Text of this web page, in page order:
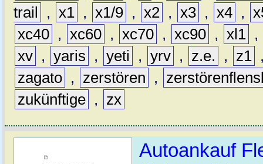
trail
, x1 , x1/9 , x2 , x3 , x4 ,
xc40 , xc60 , xc70 , xc90 , xl1 ,
xv , yaris , yeti , yrv , z.e. , z1
zagato , zerstören ,
zukünftige , zx
Autoankauf